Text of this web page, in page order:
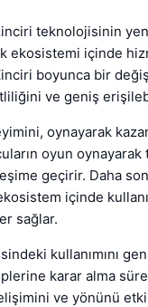
teknolojisinin
ekosistemi içinde
boyunca bir
ve geniş
oynayarak
oyun oynayarak
geçirir. Daha
içinde
sağlar.
kullanımını
karar alma
ve yönünü